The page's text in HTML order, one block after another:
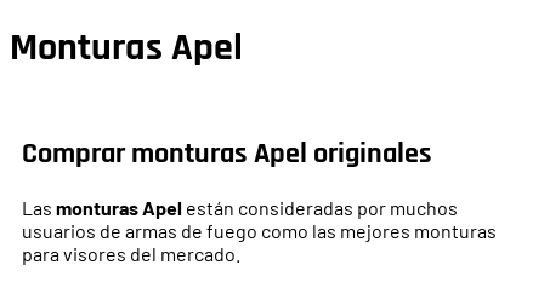
Monturas Apel
Comprar monturas Apel originales
Las monturas Apel están consideradas por muchos
usuarios de armas de fuego como las mejores monturas
para visores del mercado.